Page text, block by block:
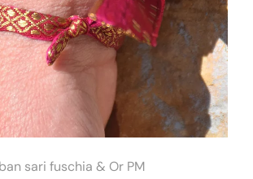
sari fuschia & Or PM